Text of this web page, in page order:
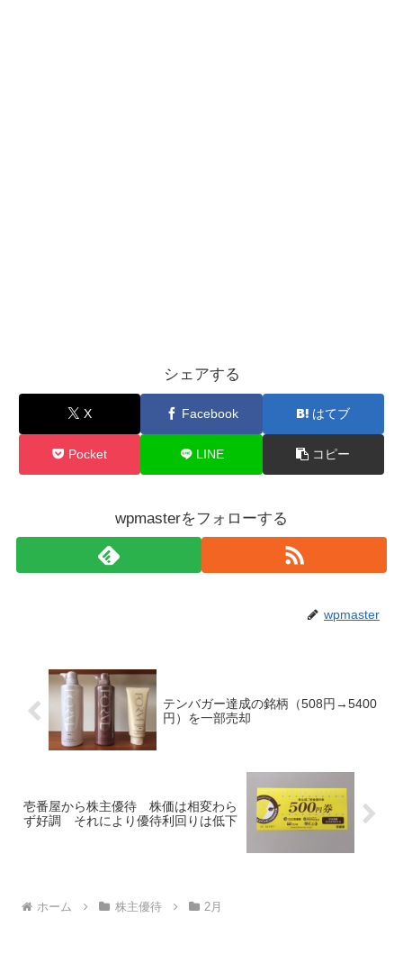
シェアする
X Facebook はてブ
Pocket LINE コピー
wpmasterをフォローする
wpmaster
テンバガー達成の銘柄（508円→5400
円）を一部売却
壱番屋から株主優待 株価は相変わら
ず好調 それにより優待利回りは低下
ホーム 株主優待 2月